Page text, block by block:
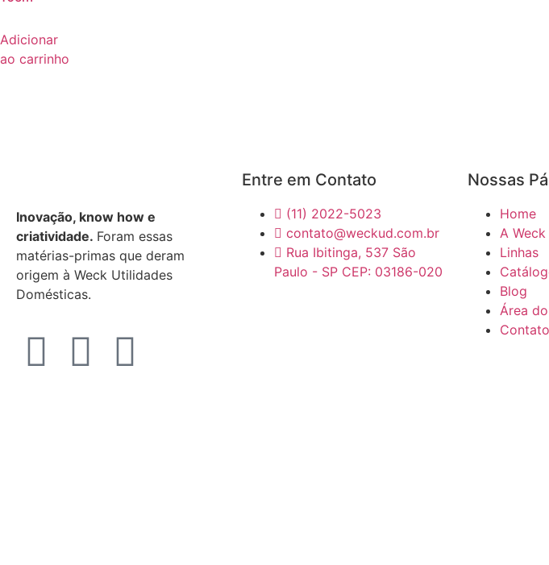
Adicionar
ao carrinho
Inovação, know how e
criatividade. Foram essas
matérias-primas que deram
origem à Weck Utilidades
Domésticas.
Entre em Contato
(11) 2022-5023
contato@weckud.com.br
Rua Ibitinga, 537 São
Paulo - SP CEP: 03186-020
Nossas
Home
A Weck
Linhas
Blog
Área
Contato